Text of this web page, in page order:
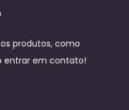
produtos, como
entrar em contato!